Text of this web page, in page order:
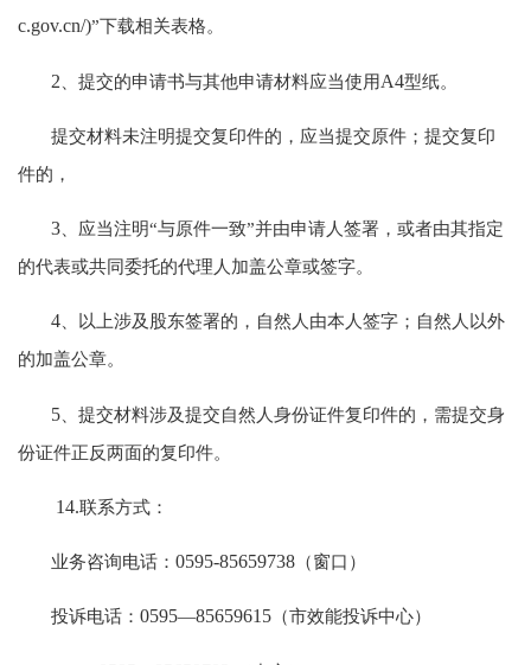
c.gov.cn/)”下载相关表格。
2 、提交的申请书与其他申请材料应当使用A4型纸。
提交材料未注明提交复印件的，应当提交原件；提交复印
件的，
3 、应当注明“与原件一致”并由申请人签署，或者由其指定
的代表或共同委托的代理人加盖公章或签字。
4、以上涉及股东签署的，自然人由本人签字；自然人以外
的加盖公章。
5 、提交材料涉及提交自然人身份证件复印件的，需提交身
份证件正反两面的复印件。
14.联系方式：
业务咨询电话：0595-85659738 （窗口）
投诉电话：0595—85659615 （市效能投诉中心）